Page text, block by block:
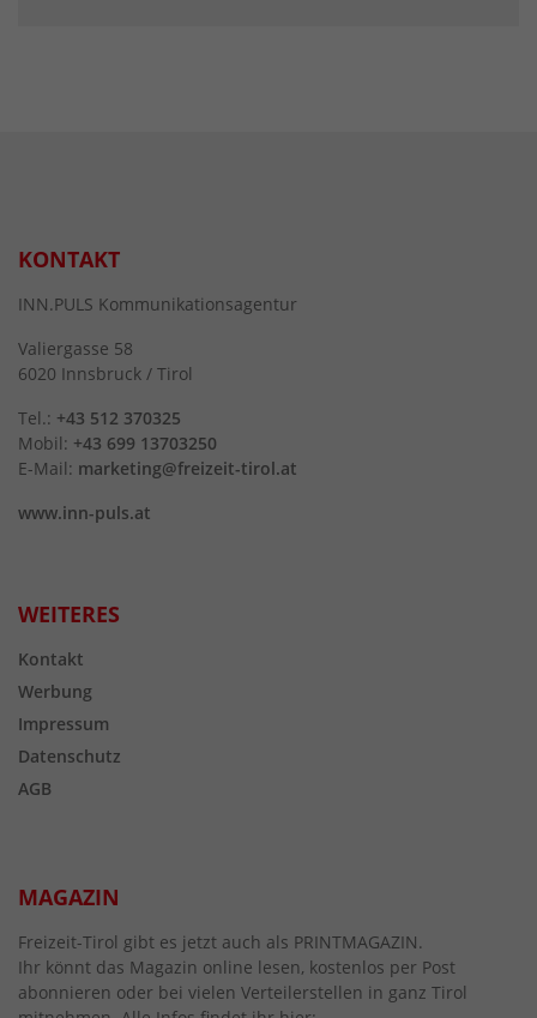
KONTAKT
INN.PULS Kommunikationsagentur
Valiergasse 58
6020 Innsbruck / Tirol
Tel.: +43 512 370325
Mobil: +43 699 13703250
E-Mail: marketing@freizeit-tirol.at
www.inn-puls.at
WEITERES
Kontakt
Werbung
Impressum
Datenschutz
AGB
MAGAZIN
Freizeit-Tirol gibt es jetzt auch als PRINTMAGAZIN.
Ihr könnt das Magazin online lesen, kostenlos per Post
abonnieren oder bei vielen Verteilerstellen in ganz Tirol